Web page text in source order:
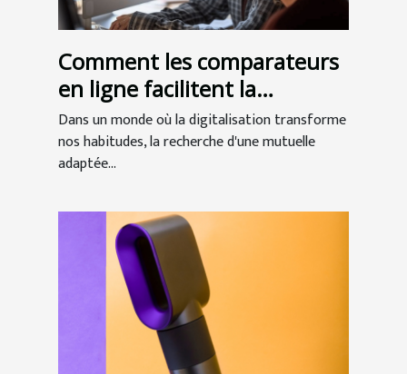
Comment les comparateurs
en ligne facilitent la
recherche de mutuelles
seniors
Dans un monde où la digitalisation transforme
nos habitudes, la recherche d'une mutuelle
adaptée...